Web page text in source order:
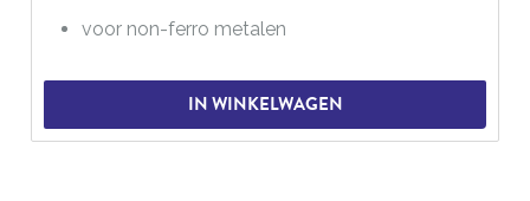
voor non-ferro metalen
IN WINKELWAGEN